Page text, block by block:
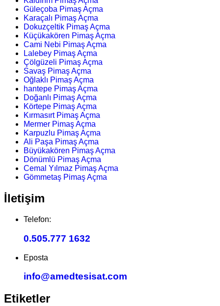
Güleçoba Pimaş Açma
Karaçalı Pimaş Açma
Dokuzçeltik Pimaş Açma
Küçükakören Pimaş Açma
Cami Nebi Pimaş Açma
Lalebey Pimaş Açma
Çölgüzeli Pimaş Açma
Savaş Pimaş Açma
Oğlaklı Pimaş Açma
hantepe Pimaş Açma
Doğanlı Pimaş Açma
Körtepe Pimaş Açma
Kırmasırt Pimaş Açma
Mermer Pimaş Açma
Karpuzlu Pimaş Açma
Ali Paşa Pimaş Açma
Büyükakören Pimaş Açma
Dönümlü Pimaş Açma
Cemal Yılmaz Pimaş Açma
Gömmetaş Pimaş Açma
İletişim
Telefon:
0.505.777 1632
Eposta
info@amedtesisat.com
Etiketler